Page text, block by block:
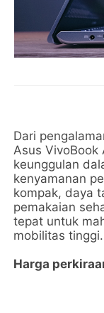
Dari
Asus VivoBook
keunggulan
kenyamanan
kompak, daya
pemakaian
tepat untuk
mobilitas tinggi.
Harga